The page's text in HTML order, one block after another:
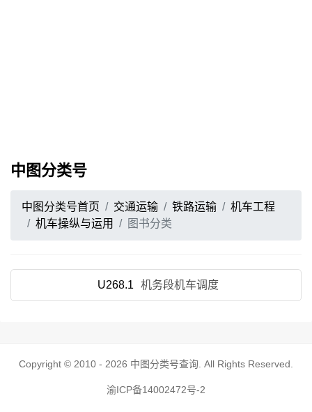
中图分类号
中图分类号首页 交通运输 铁路运输
机车工程
机车操纵与运用
图书分类
U268.1 机务段机车调度
Copyright © 2010 - 2026 中图分类号查询 . All Rights Reserved.
渝ICP备14002472号-2